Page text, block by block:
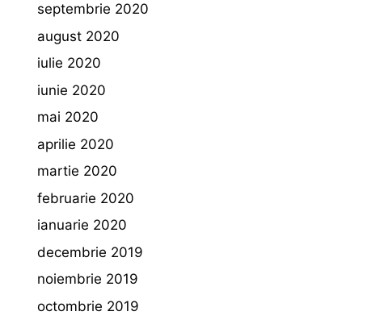
septembrie 2020
august 2020
iulie 2020
iunie 2020
mai 2020
aprilie 2020
martie 2020
februarie 2020
ianuarie 2020
decembrie 2019
noiembrie 2019
octombrie 2019